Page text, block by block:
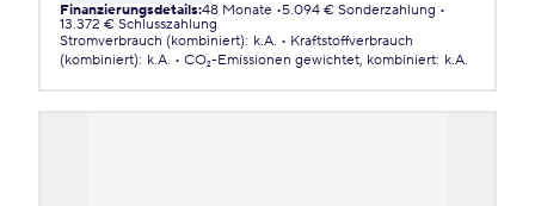
Finanzierungsdetails:48 Monate 5.094 € Sonderzahlung
13.372 € Schlusszahlung
Stromverbrauch (kombiniert): k.A.
Kraftstoffverbrauch
(kombiniert): k.A. CO₂-Emissionen gewichtet, kombiniert: k.A.